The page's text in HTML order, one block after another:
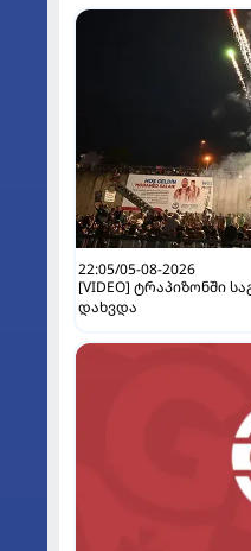
22:05/05-08-2026
[VIDEO] ტრაპიზონში
დახვდა